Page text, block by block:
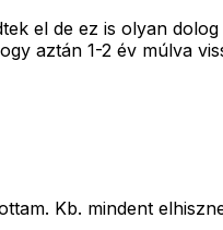
el de ez is olyan
aztán 1-2 év múlva
Kb. mindent